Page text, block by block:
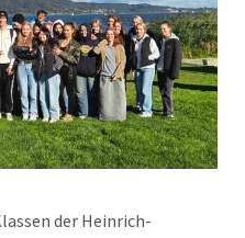
der Heinrich-